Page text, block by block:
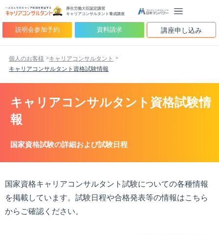
厚生労働大臣認定講習
キャリアコンサルタント養成講座
説明会参加予約 資料請求 講座申し込み
個人のお客様
キャリアコンサルタント
キャリアコンサルタント資格試験情報
キャリアコンサルタント資格試験情
報
国家資格試験の詳細および試験日程
国家資格キャリアコンサルタント試験についての各種情報
を掲載しています。試験日程や合格発表等の情報はこちら
からご確認ください。